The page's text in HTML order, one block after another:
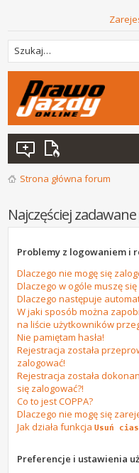
Strona główna forum
Najczęściej
Problemy z logowaniem i
Dlaczego nie mogę się
Dlaczego w ogóle muszę
Dlaczego następuje
W jaki sposób można
na liście użytkowników
Nie pamiętam hasła!
Rejestracja została
zalogować!
Rejestracja została
się zalogować?!
Co to jest COPPA?
Dlaczego nie mogę się
Jak działa funkcjaUsuń
Preferencje i ustawienia